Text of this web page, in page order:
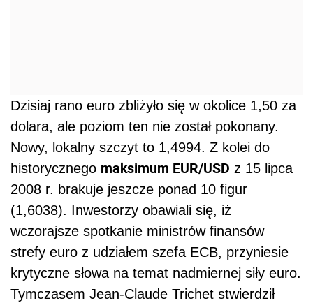
Dzisiaj rano euro zbliżyło się w okolice 1,50 za
dolara, ale poziom ten nie został pokonany.
Nowy, lokalny szczyt to 1,4994. Z kolei do
historycznego maksimum EUR/USD z 15 lipca
2008 r. brakuje jeszcze ponad 10 figur
(1,6038). Inwestorzy obawiali się, iż
wczorajsze spotkanie ministrów finansów
strefy euro z udziałem szefa ECB, przyniesie
krytyczne słowa na temat nadmiernej siły euro.
Tymczasem Jean-Claude Trichet stwierdził